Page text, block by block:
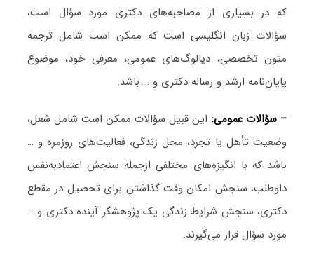
که در بسیاری از مصاحبه‌های دکتری مورد سؤال است،
سؤالات زبان انگلیسی است که ممکن است شامل ترجمه
متون تخصصی، دیالوگ‌های عمومی، معرفی خود، موضوع
پایان‌نامه ارشد و رساله دکتری و … باشد.
– سؤالات عمومی: این قبیل سؤالات ممکن است شامل شغل،
وضعیت تأهل یا تجرد، محل زندگی، فعالیت‌های روزمره و …
باشد که با انگیزه‌های مختلفی ازجمله سنجش اعتمادبه‌نفس
داوطلب، سنجش امکان وقت گذاشتن برای تحصیل در مقطع
دکتری، سنجش شرایط زندگی یک پژوهشگر آینده دکتری و …
مورد سؤال قرار می‌گیرند.